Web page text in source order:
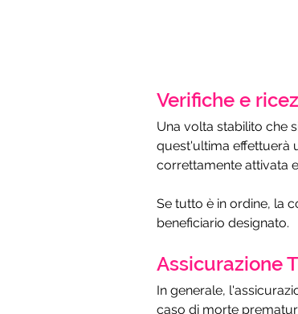
Verifiche e
Una volta stabilito che
quest'ultima effettuerà
correttamente attivata
Se tutto è in ordine, la
beneficiario designato.
Assicurazione
In generale,
caso di morte